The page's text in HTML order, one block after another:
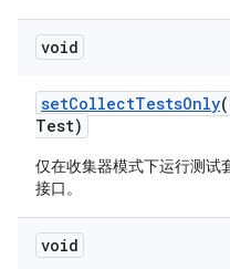
void
setCollectTestsOnly
Test)
仅在收集器模式下运行测试
接口。
void